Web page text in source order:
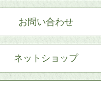
お問い合わせ
ネットショップ